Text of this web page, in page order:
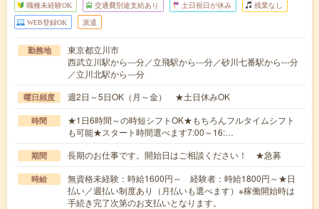
職種未経験OK 交通費別途支給あり 土日祝日が休み 残業なし
WEB登録OK 派遣
勤務地
東京都立川市
西武立川駅から---分／立飛駅から---分／砂川七番駅から---分
／立川北駅から---分
曜日頻度 週2日～5日OK（月～金） ★土日休みOK
時間
★1日6時間～の時短シフトOK★もちろんフルタイムシフト
も可能★スタート時間選べます7:00～16:…
期間 長期のお仕事です。開始日はご相談ください！ ★急募
時給
無資格未経験：時給1600円～ 経験者：時給1800円～★日
払い／週払い制度あり（月払いも選べます）※稼働開始時は
手続き完了次第のお支払いとなります。